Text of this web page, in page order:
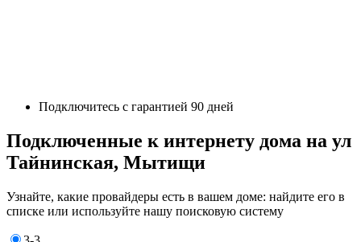
Подключитесь с гарантией 90 дней
Подключенные к интернету дома на ул
Тайнинская, Мытищи
Узнайте, какие провайдеры есть в вашем доме: найдите его в
списке или используйте нашу поисковую систему